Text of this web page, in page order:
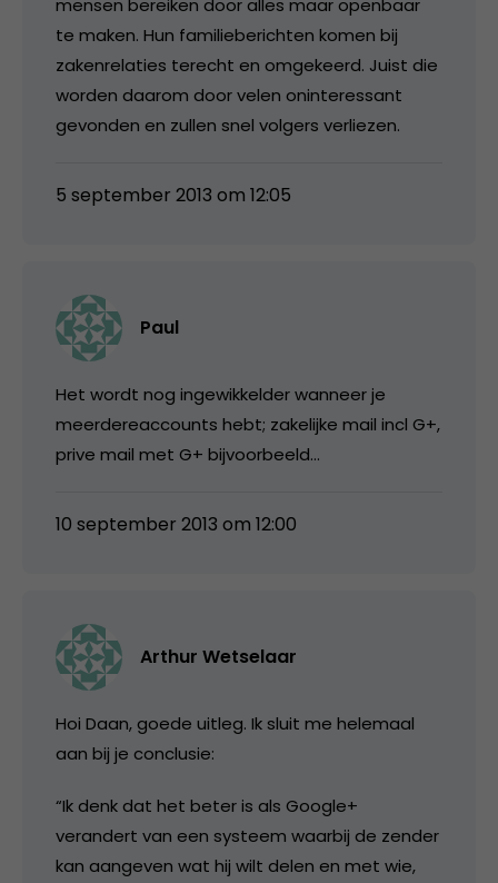
te maken. Hun familieberichten komen bij
zakenrelaties terecht en omgekeerd. Juist die
worden daarom door velen oninteressant
gevonden en zullen snel volgers verliezen.
5 september 2013 om 12:05
Paul
Het wordt nog ingewikkelder wanneer je
meerdereaccounts hebt; zakelijke mail incl G+,
prive mail met G+ bijvoorbeeld…
10 september 2013 om 12:00
Arthur Wetselaar
Hoi Daan, goede uitleg. Ik sluit me helemaal
aan bij je conclusie:
“Ik denk dat het beter is als Google+
verandert van een systeem waarbij de zender
kan aangeven wat hij wilt delen en met wie,